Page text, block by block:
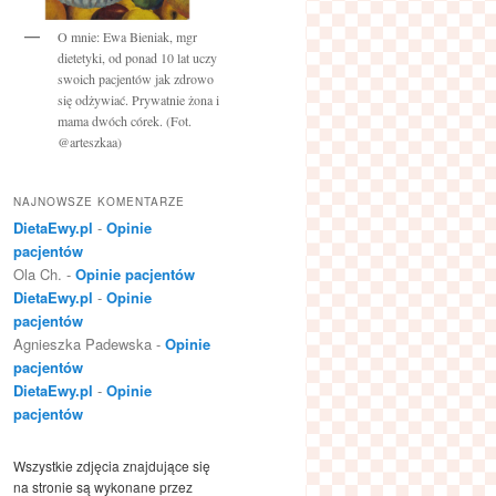
O mnie: Ewa Bieniak, mgr
dietetyki, od ponad 10 lat uczy
swoich pacjentów jak zdrowo
się odżywiać. Prywatnie żona i
mama dwóch córek. (Fot.
@arteszkaa)
NAJNOWSZE KOMENTARZE
DietaEwy.pl - Opinie
pacjentów
Ola Ch. - Opinie pacjentów
DietaEwy.pl - Opinie
pacjentów
Agnieszka Padewska - Opinie
pacjentów
DietaEwy.pl - Opinie
pacjentów
Wszystkie zdjęcia znajdujące się
na stronie są wykonane przez